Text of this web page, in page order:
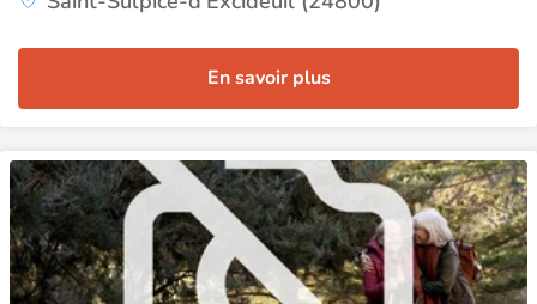
En savoir plus